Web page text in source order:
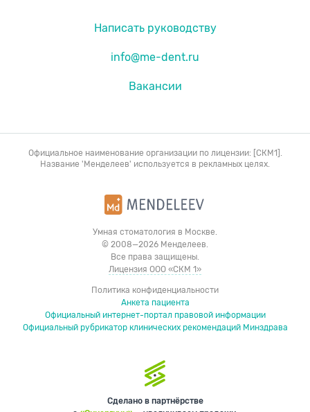
Написать руководству
info@me-dent.ru
Вакансии
Официальное наименование организации по лицензии: [СКМ1].
Название 'Менделеев' используется в рекламных целях.
Умная стоматология в Москве.
© 2008—2026 Менделеев.
Все права защищены.
Лицензия ООО «СКМ 1»
Политика конфиденциальности
Анкета пациента
Официальный интернет-портал правовой информации
Официальный рубрикатор клинических рекомендаций Минздрава
Сделано в партнёрстве